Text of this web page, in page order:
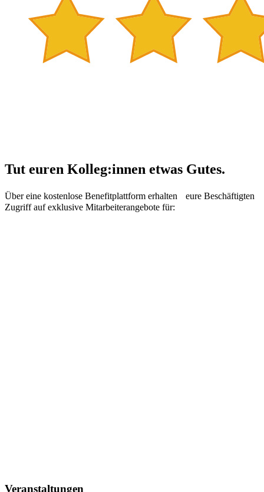
Tut euren Kolleg:innen etwas Gutes.
Über eine kostenlose Benefitplattform erhalten eure Beschäftigten
Zugriff auf exklusive Mitarbeiterangebote für:
Veranstaltungen